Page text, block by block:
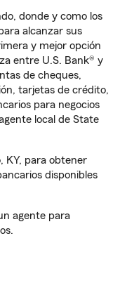
donde y como los
alcanzar sus
y mejor opción
entre U.S. Bank® y
de cheques,
tarjetas de crédito,
para negocios
local de State
KY, para obtener
disponibles
agente para